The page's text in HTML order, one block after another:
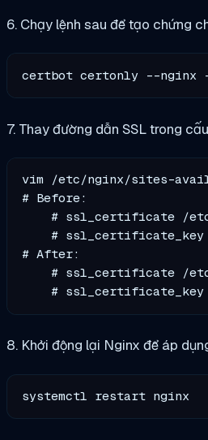
6. Chạy lệnh sau để tạo chứng
certbot certonly --nginx
7. Thay đường dẫn SSL trong
vim /etc/nginx/sites-
# Before:
# ssl_certificate /
#
# After:
# ssl_certificate /
8. Khởi động lại Nginx để áp